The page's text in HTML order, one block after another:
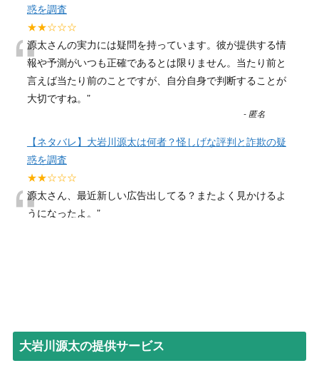
惑を調査
★★☆☆☆
“源太さんの実力には疑問を持っています。彼が提供する情
報や予測がいつも正確であるとは限りません。当たり前と
言えば当たり前のことですが、自分自身で判断することが
大切ですね。 ”
-匿名
【ネタバレ】大岩川源太は何者？怪しげな評判と詐欺の疑
惑を調査
★★☆☆☆
“源太さん、最近新しい広告出してる？またよく見かけるよ
うになったよ。 ”
“
大岩川源太の提供サービス